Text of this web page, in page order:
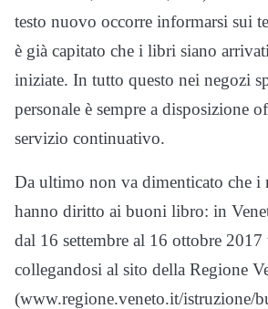
testo nuovo occorre informarsi sui
è già capitato che i libri siano
iniziate. In tutto questo nei negozi
personale è sempre a disposizione
servizio continuativo.
Da ultimo non va dimenticato che i
hanno diritto ai buoni libro: in
dal 16 settembre al 16 ottobre 2017
collegandosi al sito della Regione
(www.regione.veneto.it/istruzione/